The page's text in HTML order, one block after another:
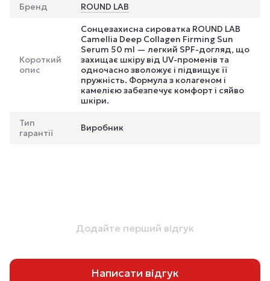
Бренд ROUND LAB
Короткий
опис
Сонцезахисна сироватка ROUND LAB
Camellia Deep Collagen Firming Sun
Serum 50 ml — легкий SPF-догляд, що
захищає шкіру від UV-променів та
одночасно зволожує і підвищує її
пружність. Формула з колагеном і
камелією забезпечує комфорт і сяйво
шкіри.
Тип
гарантії
Виробник
Додайте перший відгук
Написати відгук